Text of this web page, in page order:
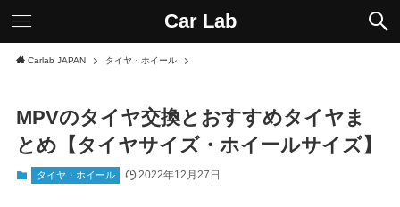
Car Lab
Carlab JAPAN タイヤ・ホイール
MPVのタイヤ交換とおすすめタイヤま
とめ【タイヤサイズ・ホイールサイズ】
タイヤ・ホイール 2022年12月27日